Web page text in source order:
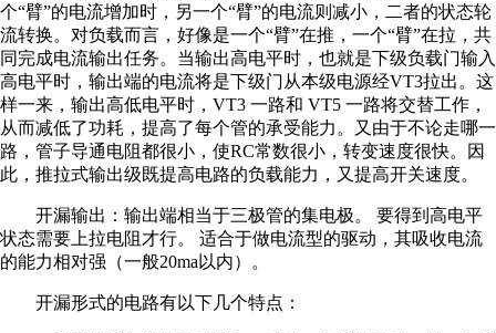
个“臂”的电流增加时，另一个“臂”的电流则减小，二者的状态轮
流转换。对负载而言，好像是一个“臂”在推，一个“臂”在拉，共
同完成电流输出任务。当输出高电平时，也就是下级负载门输入
高电平时，输出端的电流将是下级门从本级电源经VT3拉出。这
样一来，输出高低电平时，VT3 一路和 VT5 一路将交替工作，
从而减低了功耗，提高了每个管的承受能力。又由于不论走哪一
路，管子导通电阻都很小，使RC常数很小，转变速度很快。因
此，推拉式输出级既提高电路的负载能力，又提高开关速度。
开漏输出：输出端相当于三极管的集电极。 要得到高电平
状态需要上拉电阻才行。 适合于做电流型的驱动，其吸收电流
的能力相对强（一般20ma以内）。
开漏形式的电路有以下几个特点：